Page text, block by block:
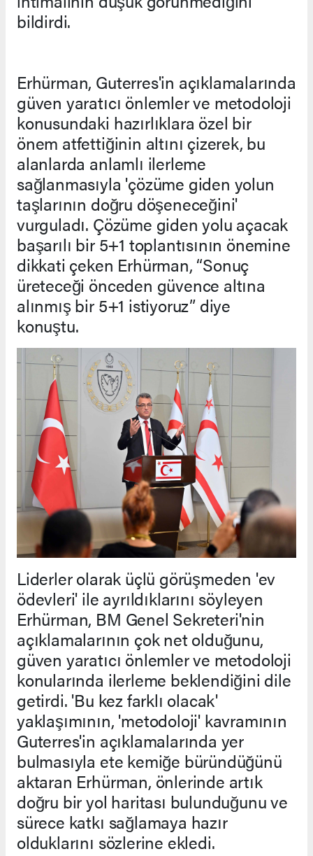
bildirdi.
Erhürman, Guterres'in açıklamalarında
güven yaratıcı önlemler ve metodoloji
konusundaki hazırlıklara özel bir
önem atfettiğinin altını çizerek, bu
alanlarda anlamlı ilerleme
sağlanmasıyla 'çözüme giden yolun
taşlarının doğru döşeneceğini'
vurguladı. Çözüme giden yolu açacak
başarılı bir 5+1 toplantısının önemine
dikkati çeken Erhürman, “Sonuç
üreteceği önceden güvence altına
alınmış bir 5+1 istiyoruz” diye
konuştu.
Liderler olarak üçlü görüşmeden 'ev
ödevleri' ile ayrıldıklarını söyleyen
Erhürman, BM Genel Sekreteri'nin
açıklamalarının çok net olduğunu,
güven yaratıcı önlemler ve metodoloji
konularında ilerleme beklendiğini dile
getirdi. 'Bu kez farklı olacak'
yaklaşımının, 'metodoloji' kavramının
Guterres'in açıklamalarında yer
bulmasıyla ete kemiğe büründüğünü
aktaran Erhürman, önlerinde artık
doğru bir yol haritası bulunduğunu ve
sürece katkı sağlamaya hazır
olduklarını sözlerine ekledi.